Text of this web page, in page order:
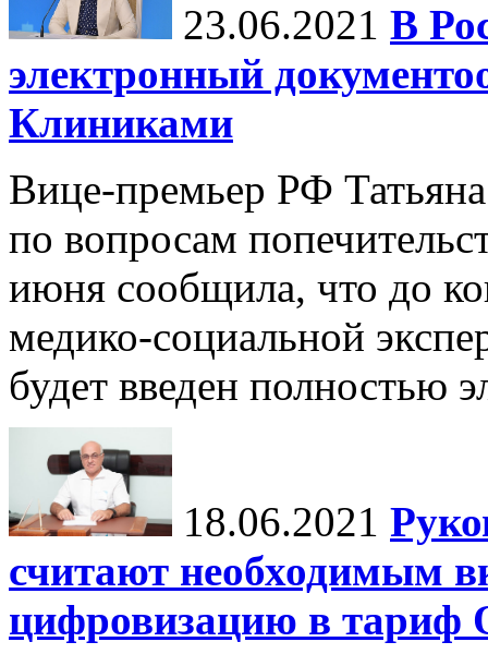
23.06.2021 В
электронный
Клиниками
Вице-премьер РФ Татьяна
по вопросам
июня сообщила, что до
медико-социальной
будет введен полностью
18.06.2021
считают необходимым
цифровизацию в